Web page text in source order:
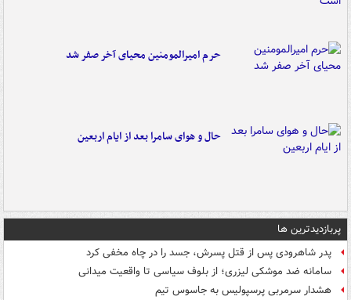
حرم امیرالمومنین محیای آخر صفر شد
حال و هوای سامرا بعد از ایام اربعین
پربازدیدترین ها
پدر شاهرودی پس از قتل پسرش، جسد را در چاه مخفی کرد
سامانه ضد موشکی لیزری؛ از بلوف سیاسی تا واقعیت میدانی
هشدار سرمربی پرسپولیس به جاسوس تیم